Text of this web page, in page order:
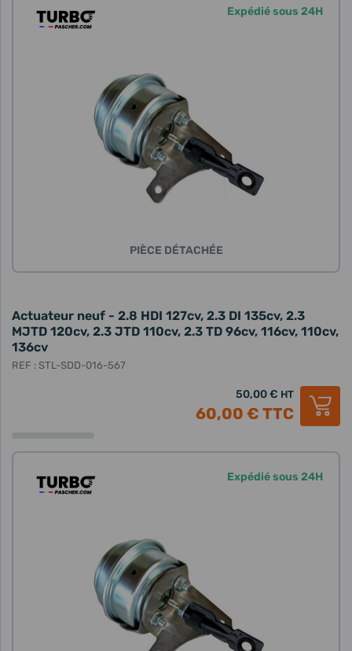
Expédié sous 24H
PIÈCE DÉTACHÉE
Actuateur neuf - 2.8 HDI 127cv, 2.3 DI 135cv, 2.3
MJTD 120cv, 2.3 JTD 110cv, 2.3 TD 96cv, 116cv, 110cv,
136cv
REF : STL-SDD-016-567
50,00 € HT
60,00 € TTC
Expédié sous 24H